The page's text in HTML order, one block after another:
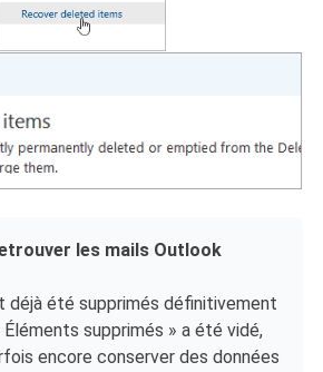
les mails Outlook
déjà été supprimés définitivement
supprimés » a été vidé,
encore conserver des données